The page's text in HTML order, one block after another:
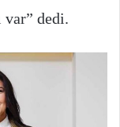
var” dedi.